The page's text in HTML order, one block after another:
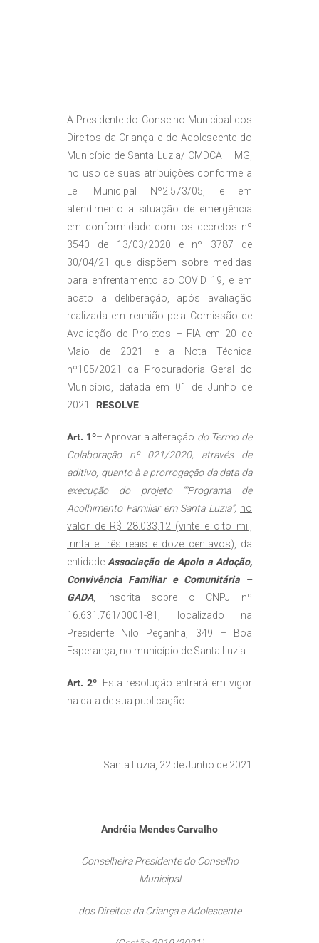
A Presidente do Conselho Municipal dos
Direitos da Criança e do Adolescente do
Município de Santa Luzia/ CMDCA – MG,
no uso de suas atribuições conforme a
Lei Municipal Nº2.573/05, e em
atendimento a situação de emergência
em conformidade com os decretos nº
3540 de 13/03/2020 e nº 3787 de
30/04/21 que dispõem sobre medidas
para enfrentamento ao COVID 19, e em
acato a deliberação, após avaliação
realizada em reunião pela Comissão de
Avaliação de Projetos – FIA em 20 de
Maio de 2021 e a Nota Técnica
nº105/2021 da Procuradoria Geral do
Município, datada em 01 de Junho de
2021. RESOLVE:
Art. 1º– Aprovar a alteração do Termo de
Colaboração nº 021/2020, através de
aditivo, quanto à a prorrogação da data da
execução do projeto ““Programa de
Acolhimento Familiar em Santa Luzia”, no
valor de R$ 28.033,12 (vinte e oito mil,
trinta e três reais e doze centavos), da
entidade Associação de Apoio a Adoção,
Convivência Familiar e Comunitária –
GADA, inscrita sobre o CNPJ nº
16.631.761/0001-81, localizado na
Presidente Nilo Peçanha, 349 – Boa
Esperança, no município de Santa Luzia.
Art. 2º Esta resolução entrará em vigor
na data de sua publicação
Santa Luzia, 22 de Junho de 2021
Andréia Mendes Carvalho
Conselheira Presidente do Conselho
Municipal
dos Direitos da Criança e Adolescente